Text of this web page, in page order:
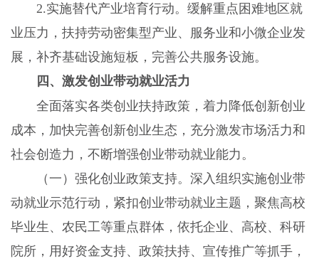
2.实施替代产业培育行动。缓解重点困难地区就
业压力，扶持劳动密集型产业、服务业和小微企业发
展，补齐基础设施短板，完善公共服务设施。
四、激发创业带动就业活力
全面落实各类创业扶持政策，着力降低创新创业
成本，加快完善创新创业生态，充分激发市场活力和
社会创造力，不断增强创业带动就业能力。
（一）强化创业政策支持。深入组织实施创业带
动就业示范行动，紧扣创业带动就业主题，聚焦高校
毕业生、农民工等重点群体，依托企业、高校、科研
院所，用好资金支持、政策扶持、宣传推广等抓手，